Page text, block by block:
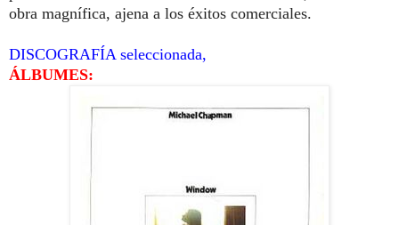
obra magnífica, ajena a los éxitos comerciales.
DISCOGRAFÍA seleccionada,
ÁLBUMES: